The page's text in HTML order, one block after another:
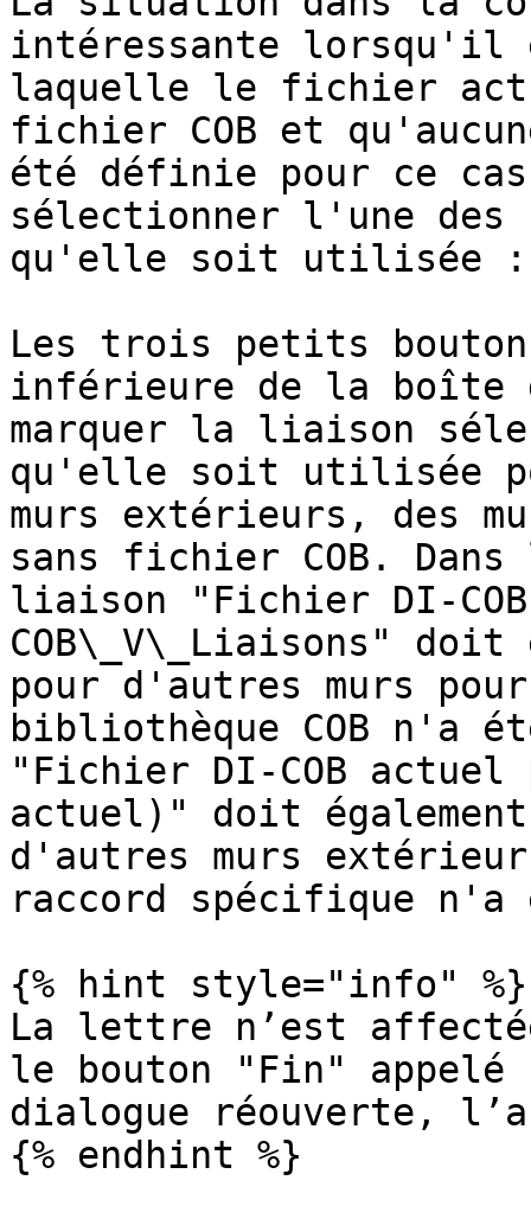
intéressante lorsqu'il
laquelle le fichier
fichier COB et
été définie pour ce
sélectionner l'une des
qu'elle soit utilisée :
Les trois petits
inférieure de la boîte
marquer la liaison
qu'elle soit utilisée
murs extérieurs, des
sans fichier COB.
liaison "Fichier DI-
COB\_V\_Liaisons"
pour d'autres murs
bibliothèque COB n'a
"Fichier DI-COB actuel
actuel)" doit
d'autres murs
raccord spécifique
{% hint style="info" %}
La lettre n’est
le bouton "Fin"
dialogue réouverte,
{% endhint %}